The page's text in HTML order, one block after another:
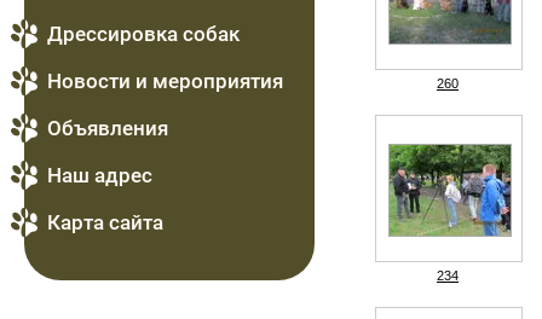
260
234
Дрессировка собак
Новости и мероприятия
Объявления
Наш адрес
Карта сайта